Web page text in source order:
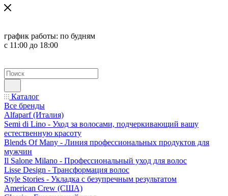
график работы: по будням
с 11:00 до 18:00
Каталог
Все бренды
Alfaparf (Италия)
Semi di Lino - Уход за волосами, подчеркивающий вашу
естественную красоту
Blends Of Many - Линия профессиональных продуктов для
мужчин
Il Salone Milano - Профессиональный уход для волос
Lisse Design - Трансформация волос
Style Stories - Укладка с безупречным результатом
American Crew (США)